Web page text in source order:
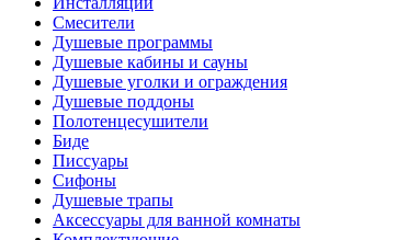
Смесители
Душевые программы
Душевые кабины и сауны
Душевые уголки и ограждения
Душевые поддоны
Полотенцесушители
Биде
Писсуары
Сифоны
Душевые трапы
Аксессуары для ванной комнаты